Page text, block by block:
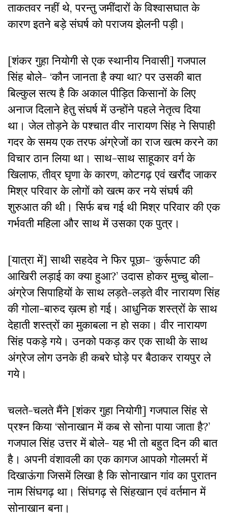
ताकतवर नहीं थे, परन्तु जमींदारों के विश्वासघात के
कारण इतने बड़े संघर्ष को पराजय झेलनी पड़ी।
[शंकर गुहा नियोगी से एक स्थानीय निवासी] गजपाल
सिंह बोले- ‘कौन जानता है क्या था? पर उसकी बात
बिल्कुल सत्य है कि अकाल पीड़ित किसानों के लिए
अनाज दिलाने हेतु संघर्ष में उन्होंने पहले नेतृत्व दिया
था। जेल तोड़ने के पश्चात वीर नारायण सिंह ने सिपाही
गदर के समय एक तरफ अंग्रेजों का राज खत्म करने का
विचार ठान लिया था। साथ-साथ साहूकार वर्ग के
खिलाफ, तीव्र घृणा के कारण, कोटगढ़ एवं खरौंद जाकर
मिश्र परिवार के लोगों को खत्म कर नये संघर्ष की
शुरुआत की थी। सिर्फ बच गई थी मिश्र परिवार की एक
गर्भवती महिला और साथ में उसका एक पुत्र।
[यात्रा में] साथी सहदेव ने फिर पूछा- ‘कुर्रूपाट की
आखिरी लड़ाई का क्या हुआ?’ उदास होकर मुच्चु बोला-
अंग्रेज सिपाहियों के साथ लड़ते-लड़ते वीर नारायण सिंह
की गोला-बारुद ख़त्म हो गई। आधुनिक शस्त्रों के साथ
देहाती शस्त्रों का मुकाबला न हो सका। वीर नारायण
सिंह पकड़े गये। उनको पकड़ कर एक साथी के साथ
अंग्रेज लोग उनके ही कबरे घोड़े पर बैठाकर रायपुर ले
गये।
चलते-चलते मैंने [शंकर गुहा नियोगी] गजपाल सिंह से
प्रश्न किया ‘सोनाखान में कब से सोना पाया जाता है?’
गजपाल सिंह उत्तर में बोले- यह भी तो बहुत दिन की बात
है। अपनी वंशावली का एक कागज आपको गोलमर्रा में
दिखाऊंगा जिसमें लिखा है कि सोनाखान गांव का पुरातन
नाम सिंघगढ़ था। सिंघगढ़ से सिंहखान एवं वर्तमान में
सोनाखान बना।